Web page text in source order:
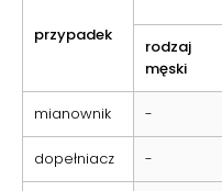
przypadek
rodzaj
męski
mianownik -
dopełniacz -